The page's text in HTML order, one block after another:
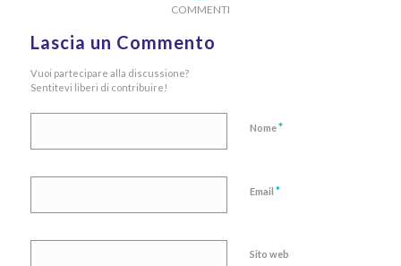
COMMENTI
Lascia un Commento
Vuoi partecipare alla discussione?
Sentitevi liberi di contribuire!
Nome*
Email *
Sito web